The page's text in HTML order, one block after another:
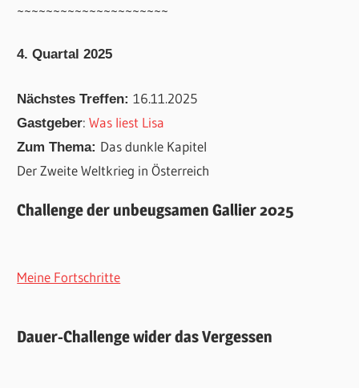
~~~~~~~~~~~~~~~~~~~~~
4. Quartal 2025
Nächstes Treffen:16.11.2025
Gastgeber:Was liest Lisa
Zum Thema: Das dunkle Kapitel
Der Zweite Weltkrieg in Österreich
Challenge der unbeugsamen Gallier 2025
Meine Fortschritte
Dauer-Challenge wider das Vergessen